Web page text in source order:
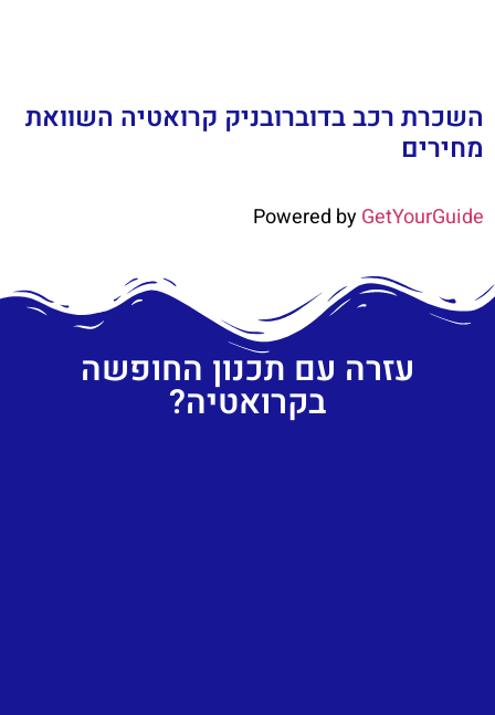
השכרת רכב בדוברובניק קרואטיה השוואת
מחירים
Powered byGetYourGuide
עזרה עם תכנון החופשה
בקרואטיה?